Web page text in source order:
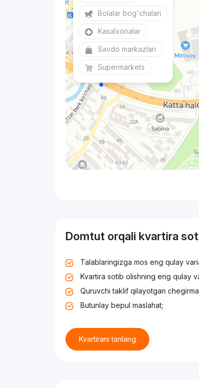
Bolalar bog'chalari
Kasalxonalar
Savdo markazlari
Supermarkets
Domtut orqali kvartira
Talablaringizga mos eng qulay
Kvartira sotib olishning eng qulay
Quruvchi taklif qilayotgan
Butunlay bepul maslahat;
Kvartirani tanlang